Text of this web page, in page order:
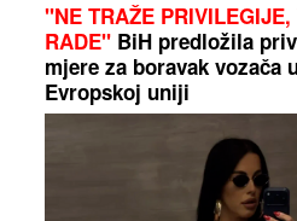
"NE TRAŽE PRIVILEGIJE,
RADE" BiH predložila
mjere za boravak vozača
Evropskoj uniji